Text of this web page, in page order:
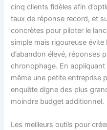
cinq clients fidèles afin
taux de réponse record, et
concrètes pour piloter le
simple mais rigoureuse
d’abandon élevé, réponses
chronophage. En
même une petite entreprise
enquête digne des plus
moindre budget additionnel.
Les meilleurs outils pour